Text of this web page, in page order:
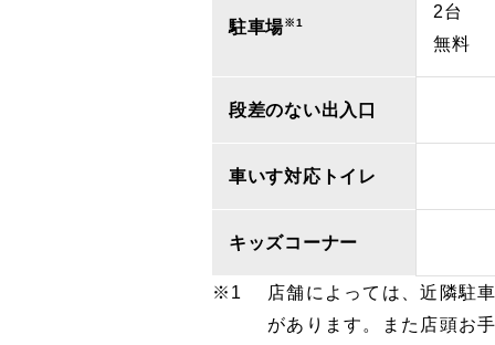
駐車場※1
2台
無料
段差のない出入口
車いす対応トイレ
キッズコーナー
店舗によっては、近隣駐
があります。また店頭お